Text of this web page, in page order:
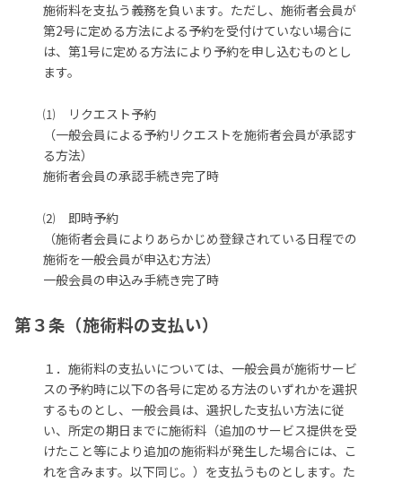
施術料を支払う義務を負います。ただし、施術者会員が
第2号に定める方法による予約を受付けていない場合に
は、第1号に定める方法により予約を申し込むものとし
ます。
⑴ リクエスト予約
（一般会員による予約リクエストを施術者会員が承認す
る方法）
施術者会員の承認手続き完了時
⑵ 即時予約
（施術者会員によりあらかじめ登録されている日程での
施術を一般会員が申込む方法）
一般会員の申込み手続き完了時
第３条（施術料の支払い）
１．施術料の支払いについては、一般会員が施術サービ
スの予約時に以下の各号に定める方法のいずれかを選択
するものとし、一般会員は、選択した支払い方法に従
い、所定の期日までに施術料（追加のサービス提供を受
けたこと等により追加の施術料が発生した場合には、こ
れを含みます。以下同じ。）を支払うものとします。た